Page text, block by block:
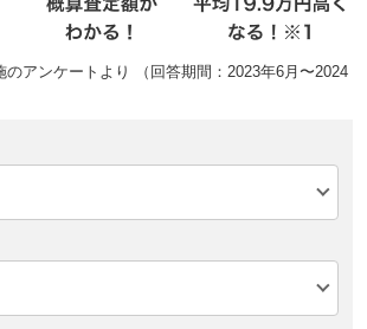
アンケートより （回答期間：2023年6月〜2024